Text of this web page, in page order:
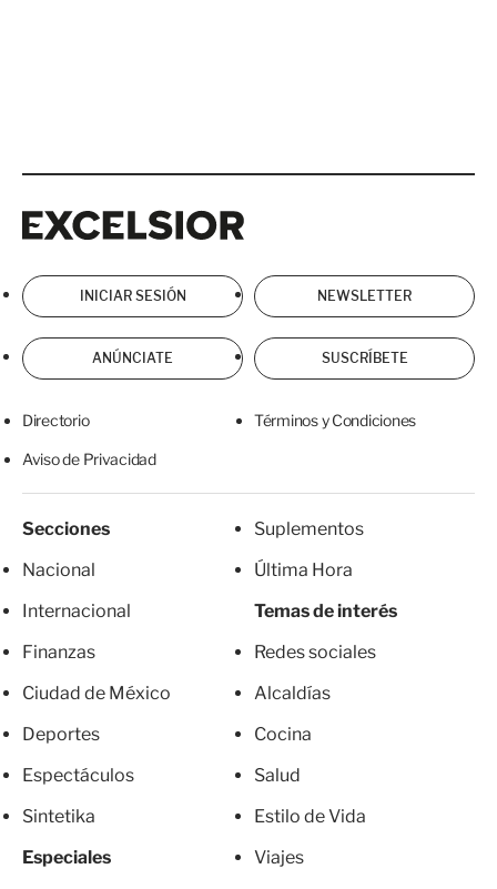
INICIAR SESIÓN NEWSLETTER
ANÚNCIATE SUSCRÍBETE
Directorio Términos y Condiciones
Aviso de Privacidad
Secciones
Nacional
Internacional
Finanzas
Ciudad de México
Deportes
Espectáculos
Sintetika
Especiales
Suplementos
Última Hora
Temas de interés
Redes sociales
Alcaldías
Cocina
Salud
Estilo de Vida
Viajes